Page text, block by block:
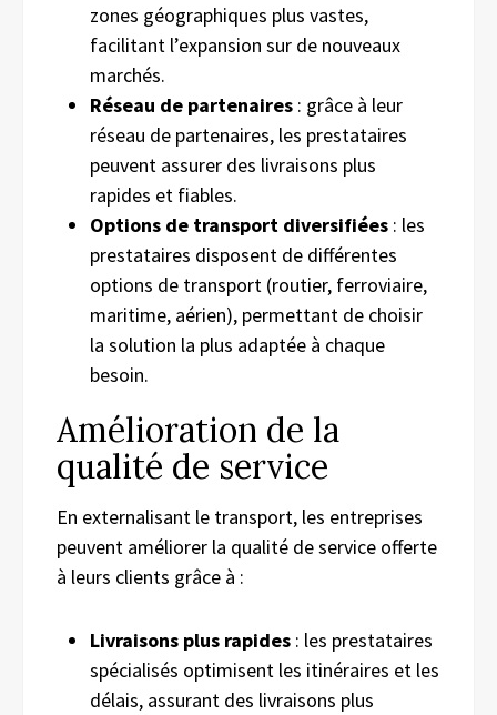
zones géographiques plus vastes,
facilitant l’expansion sur de nouveaux
marchés.
Réseau de partenaires : grâce à leur
réseau de partenaires, les prestataires
peuvent assurer des livraisons plus
rapides et fiables.
Options de transport diversifiées : les
prestataires disposent de différentes
options de transport (routier, ferroviaire,
maritime, aérien), permettant de choisir
la solution la plus adaptée à chaque
besoin.
Amélioration de la
qualité de service
En externalisant le transport, les entreprises
peuvent améliorer la qualité de service offerte
à leurs clients grâce à :
Livraisons plus rapides : les prestataires
spécialisés optimisent les itinéraires et les
délais, assurant des livraisons plus